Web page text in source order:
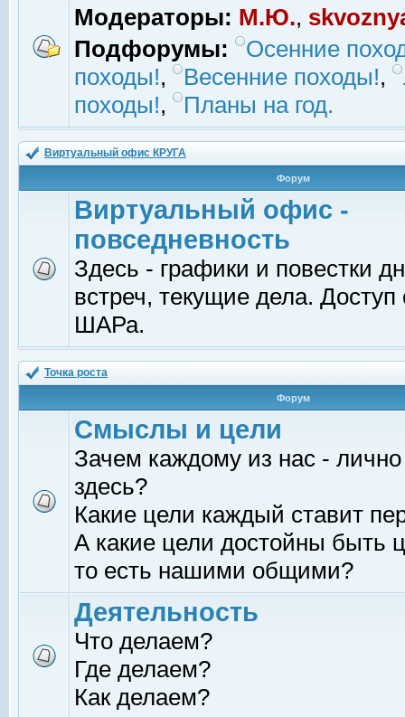
Модераторы: М.Ю.,
Подфорумы:
Осенние
походы!, Весенние походы!,
походы!, Планы на год.
Виртуальный офис КРУГА
Форум
Виртуальный офис -
повседневность
Здесь - графики и повестки
встреч, текущие дела.
ШАРа.
Точка роста
Форум
Смыслы и цели
Зачем каждому из нас -
здесь?
Какие цели каждый ставит
А какие цели достойны быть
то есть нашими общими?
Деятельность
Что делаем?
Где делаем?
Как делаем?